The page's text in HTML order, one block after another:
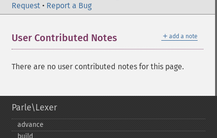
Request • Report a Bug
＋ add a note
User Contributed Notes
There are no user contributed notes for this page.
Parle\Lexer
advance
build